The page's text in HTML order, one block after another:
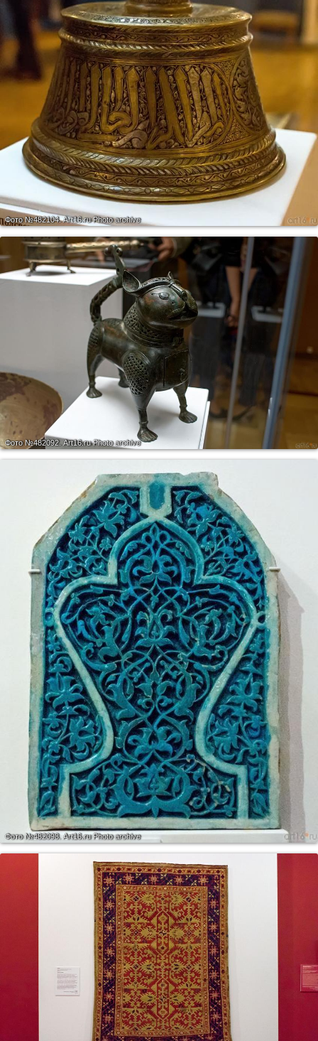
Фото №482104.Art16.ru Photo archive
Фото №482092. Art16.ru Photo archive
Фото №482098.Art16.ru Photo archive